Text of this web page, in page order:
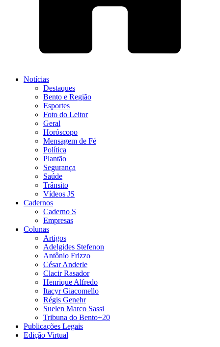
Notícias
Destaques
Bento e Região
Esportes
Foto do Leitor
Geral
Horóscopo
Mensagem de Fé
Política
Plantão
Segurança
Saúde
Trânsito
Vídeos JS
Cadernos
Caderno S
Empresas
Colunas
Artigos
Adelgides Stefenon
Antônio Frizzo
César Anderle
Clacir Rasador
Henrique Alfredo
Itacyr Giacomello
Régis Genehr
Suelen Marco Sassi
Tribuna do Bento+20
Publicações Legais
Edição Virtual